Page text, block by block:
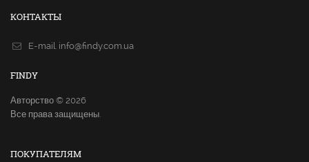
КОНТАКТЫ
E-mail. info@findy.com.ua
FINDY
Авторство © 2026
Все права защищены.
ПОКУПАТЕЛЯМ